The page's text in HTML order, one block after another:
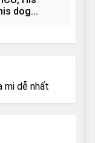
dog
It!
mi dễ nhất